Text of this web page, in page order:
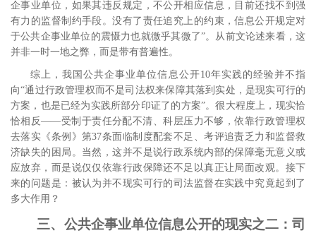
企事业单位，如果其违反规定，不公开相应信息，目前还找不到强
有力的监督制约手段。没有了责任追究上的约束，信息公开规定对
于公共企事业单位的震慑力也就微乎其微了”。
从前文论述来看，这
并非一时一地之弊，而是带有普遍性。
综上，我国公共企事业单位信息公开10年实践的经验并不指
向“通过行政管理权而不是司法权来保障其落到实处，是现实可行的
方案，也是已经为实践所部分印证了的方案”。很大程度上，现实恰
恰相反――受制于责任分配不清、科层压力不够，依靠行政管理权
去落实《条例》第37条面临制度配套不足、考评追责乏力和监督救
济缺失的困局。当然，这并不是说行政系统内部的保障毫无意义或
应放弃，而是说仅仅依靠行政保障还不足以真正让局面改观。接下
来的问题是：被认为并不现实可行的司法监督在实践中究竟起到了
多大作用？
三、公共企事业单位信息公开的现实之二：司